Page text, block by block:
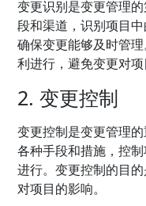
变更识别是变更管理
段和渠道，识别项目
确保变更能够及时管
利进行，避免变更对项
2. 变更控制
变更控制是变更管理
各种手段和措施，控
进行。变更控制的目
对项目的影响。